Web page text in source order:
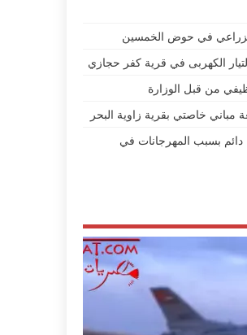
في حوض الخمسين
الكهربى في قرية كفر حجازي
من قبل الوزارة
خاصتي بقرية زاوية البحر
بسبب المهرجانات في